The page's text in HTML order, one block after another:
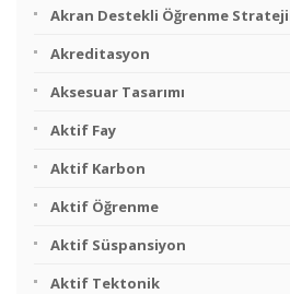
Akran Destekli Öğrenme
Akreditasyon
Aksesuar Tasarımı
Aktif Fay
Aktif Karbon
Aktif Öğrenme
Aktif Süspansiyon
Aktif Tektonik